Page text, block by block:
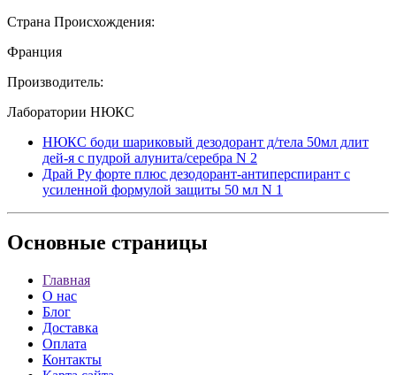
Страна Происхождения:
Франция
Производитель:
Лаборатории НЮКС
НЮКС боди шариковый дезодорант д/тела 50мл длит
дей-я с пудрой алунита/серебра N 2
Драй Ру форте плюс дезодорант-антиперспирант с
усиленной формулой защиты 50 мл N 1
Основные страницы
Главная
О нас
Блог
Доставка
Оплата
Контакты